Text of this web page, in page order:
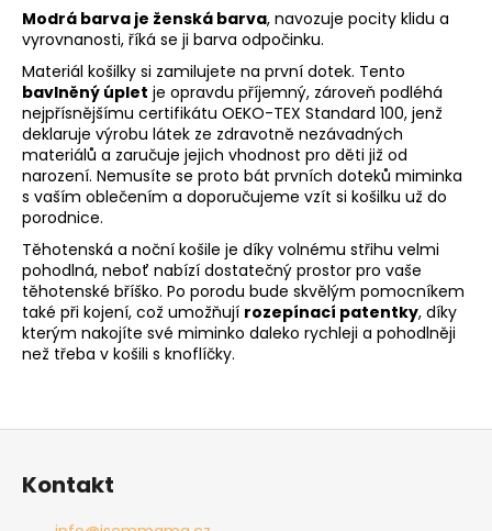
Modrá barva je ženská barva, navozuje pocity klidu a
vyrovnanosti, říká se ji barva odpočinku.
Materiál košilky si zamilujete na první dotek. Tento
bavlněný úplet je opravdu příjemný, zároveň podléhá
nejpřísnějšímu certifikátu OEKO-TEX Standard 100, jenž
deklaruje výrobu látek ze zdravotně nezávadných
materiálů a zaručuje jejich vhodnost pro děti již od
narození. Nemusíte se proto bát prvních doteků miminka
s vaším oblečením a doporučujeme vzít si košilku už do
porodnice.
Těhotenská a noční košile je díky volnému střihu velmi
pohodlná, neboť nabízí dostatečný prostor pro vaše
těhotenské bříško. Po porodu bude skvělým pomocníkem
také při kojení, což umožňují rozepínací patentky, díky
kterým nakojíte své miminko daleko rychleji a pohodlněji
než třeba v košili s knoflíčky.
Kontakt